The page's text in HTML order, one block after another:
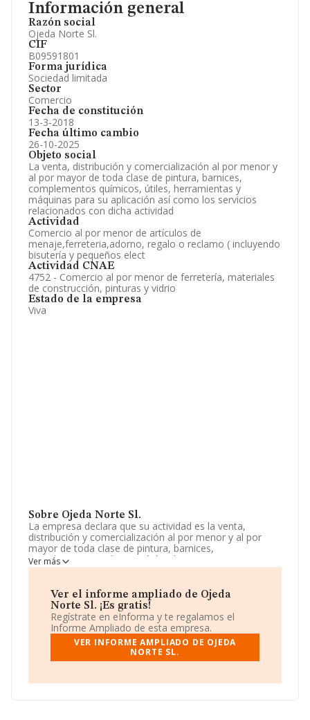
Información general
Razón social
Ojeda Norte Sl.
CIF
B09591801
Forma jurídica
Sociedad limitada
Sector
Comercio
Fecha de constitución
13-3-2018
Fecha último cambio
26-10-2025
Objeto social
La venta, distribución y comercialización al por menor y
al por mayor de toda clase de pintura, barnices,
complementos químicos, útiles, herramientas y
máquinas para su aplicación así como los servicios
relacionados con dicha actividad
Actividad
Comercio al por menor de artículos de
menaje,ferreteria,adorno, regalo o reclamo ( incluyendo
bisutería y pequeños elect
Actividad CNAE
4752 - Comercio al por menor de ferretería, materiales
de construcción, pinturas y vidrio
Estado de la empresa
Viva
Sobre Ojeda Norte Sl.
La empresa declara que su actividad es la venta,
distribución y comercialización al por menor y al por
mayor de toda clase de pintura, barnices,
complementos químicos, útiles, herramientas y
máquinas para su aplicación así como los servicios
inscrita en el Registro Mercantil como Sociedad
Limitada. Su CNAE corresponde a 4752 con código
'Comercio al por menor de ferretería, pintura y vidrio en
establecimientos especializados'. La sociedad no tiene
actividad en mercados exteriores.
El número de empleados ha crecido un
disponibles en INFORMA, el número de empleados de la
Ver más
Ver el informe ampliado de Ojeda
Norte Sl. ¡Es gratis!
Regístrate en eInforma y te regalamos el
Informe Ampliado de esta empresa.
VER INFORME AMPLIADO DE OJEDA
NORTE SL.